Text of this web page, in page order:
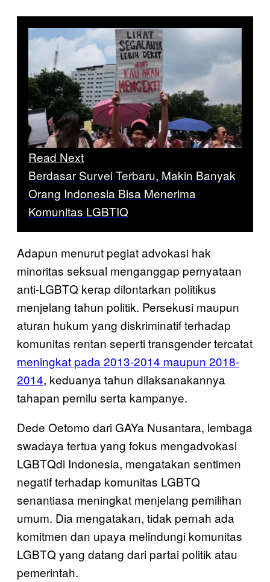
Read Next
Berdasar Survei Terbaru, Makin Banyak
Orang Indonesia Bisa Menerima
Komunitas LGBTIQ
Adapun menurut pegiat advokasi hak
minoritas seksual menganggap pernyataan
anti-LGBTQ kerap dilontarkan politikus
menjelang tahun politik. Persekusi maupun
aturan hukum yang diskriminatif terhadap
komunitas rentan seperti transgender tercatat
meningkat pada 2013-2014 maupun 2018-
2014, keduanya tahun dilaksanakannya
tahapan pemilu serta kampanye.
Dede Oetomo dari GAYa Nusantara, lembaga
swadaya tertua yang fokus mengadvokasi
LGBTQdi Indonesia, mengatakan sentimen
negatif terhadap komunitas LGBTQ
senantiasa meningkat menjelang pemilihan
umum. Dia mengatakan, tidak pernah ada
komitmen dan upaya melindungi komunitas
LGBTQ yang datang dari partai politik atau
pemerintah.